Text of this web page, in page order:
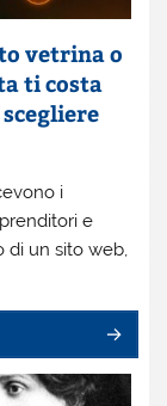
vetrina o
ti costa
i
e
di un sito web,